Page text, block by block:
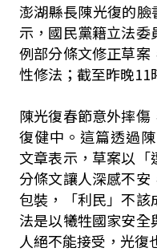
澎湖縣長陳光復的
示，國民黨籍立法
例部分條文修正草案
性修法；截至昨晚11
陳光復春節意外摔
復健中。這篇透過
文章表示，草案以「
分條文讓人深感不安
包裝，「利民」不該
法是以犧牲國家安
人絕不能接受，光復